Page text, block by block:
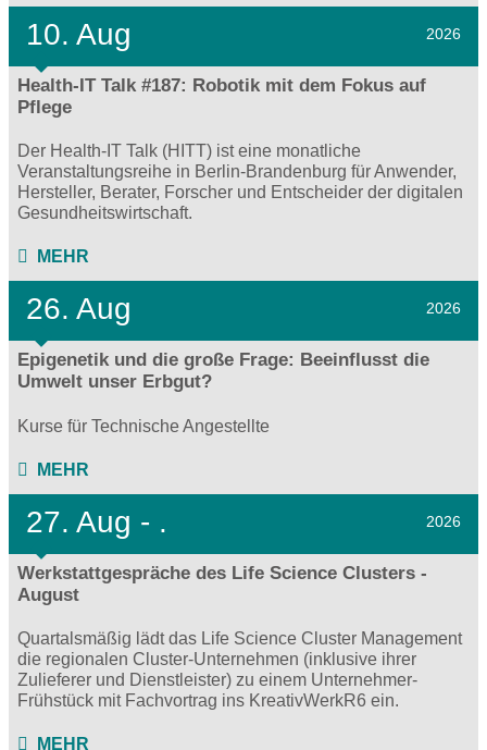
10. Aug 2026
Health-IT Talk #187: Robotik mit dem Fokus auf
Pflege
Der Health-IT Talk (HITT) ist eine monatliche
Veranstaltungsreihe in Berlin-Brandenburg für Anwender,
Hersteller, Berater, Forscher und Entscheider der digitalen
Gesundheitswirtschaft.
MEHR
26. Aug 2026
Epigenetik und die große Frage: Beeinflusst die
Umwelt unser Erbgut?
Kurse für Technische Angestellte
MEHR
27. Aug - . 2026
Werkstattgespräche des Life Science Clusters -
August
Quartalsmäßig lädt das Life Science Cluster Management
die regionalen Cluster-Unternehmen (inklusive ihrer
Zulieferer und Dienstleister) zu einem Unternehmer-
Frühstück mit Fachvortrag ins KreativWerkR6 ein.
MEHR